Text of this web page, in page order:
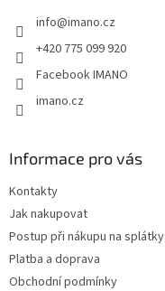
info@imano.cz
+420 775 099 920
Facebook IMANO
imano.cz
Informace pro vás
Kontakty
Jak nakupovat
Postup při nákupu na splátky
Platba a doprava
Obchodní podmínky